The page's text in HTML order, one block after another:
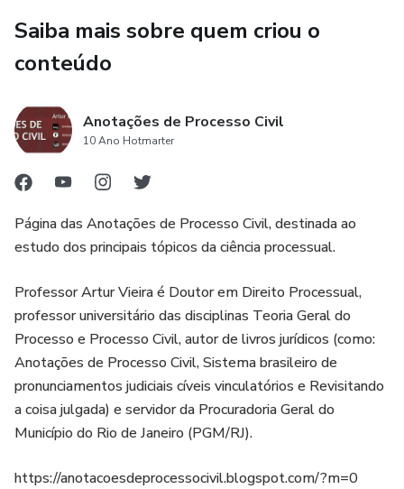
Saiba mais sobre quem criou o
conteúdo
Anotações de Processo Civil
10 Ano Hotmarter
Página das Anotações de Processo Civil, destinada ao
estudo dos principais tópicos da ciência processual.
Professor Artur Vieira é Doutor em Direito Processual,
professor universitário das disciplinas Teoria Geral do
Processo e Processo Civil, autor de livros jurídicos (como:
Anotações de Processo Civil, Sistema brasileiro de
pronunciamentos judiciais cíveis vinculatórios e Revisitando
a coisa julgada) e servidor da Procuradoria Geral do
Município do Rio de Janeiro (PGM/RJ).
https://anotacoesdeprocessocivil.blogspot.com/?m=0